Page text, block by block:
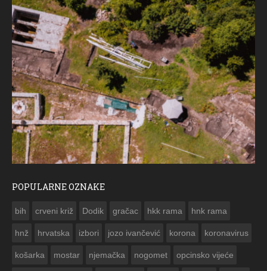
POPULARNE OZNAKE
bih crveni križ Dodik gračac hkk rama hnk rama
hnž hrvatska izbori jozo ivančević korona koronavirus
košarka mostar njemačka nogomet opcinsko vijeće